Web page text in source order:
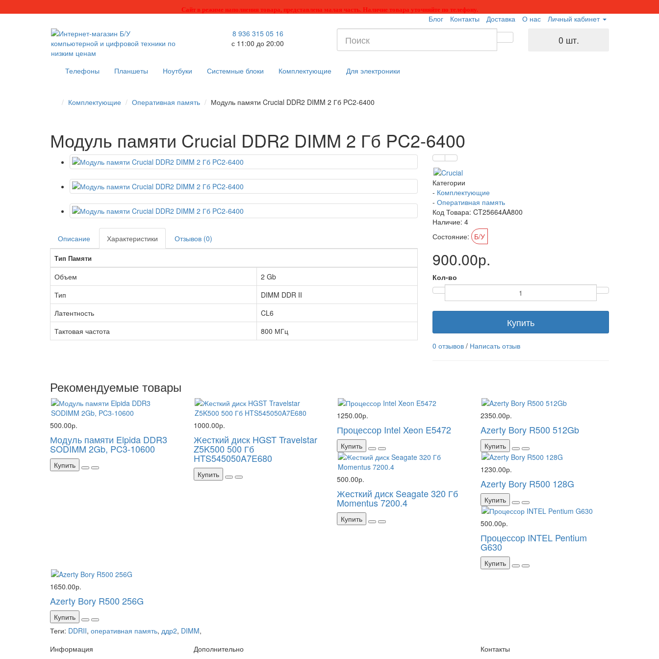
Сайт в режиме наполнения товара, представлена малая часть. Наличие товара уточняйте по телефону.
Блог Контакты Доставка О нас
Личный кабинет
8 936 315 05 16
с 11:00 до 20:00
0 шт.
Телефоны Планшеты Ноутбуки Системные блоки Комплектующие Для электроники
Комплектующие Оперативная память Модуль памяти Crucial DDR2 DIMM 2 Гб PC2-6400
Модуль памяти Crucial DDR2 DIMM 2 Гб PC2-6400
Описание Характеристики Отзывов (0)
Тип Памяти
Объем
2 Gb
Тип
DIMM DDR II
Латентность
CL6
Тактовая частота
800 МГц
Категории
- Комплектующие
- Оперативная память
Код Товара: CT25664AA800
Наличие: 4
Состояние: Б/У
900.00р.
Кол-во
Купить
0 отзывов / Написать отзыв
Рекомендуемые товары
500.00р.
Модуль памяти Elpida DDR3
SODIMM 2Gb, PC3-10600
Купить
1000.00р.
Жесткий диск HGST Travelstar
Z5K500 500 Гб
HTS545050A7E680
Купить
1250.00р.
Процессор Intel Xeon E5472
Купить
2350.00р.
Azerty Bory R500 512Gb
Купить
500.00р.
Жесткий диск Seagate 320 Гб
Momentus 7200.4
Купить
1230.00р.
Azerty Bory R500 128G
Купить
500.00р.
Процессор INTEL Pentium
G630
Купить
1650.00р.
Azerty Bory R500 256G
Купить
Теги: DDRII, оперативная память, ддр2, DIMM,
Информация
Дополнительно
Контакты